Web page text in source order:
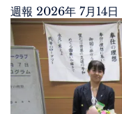
週報 2026年 7月14